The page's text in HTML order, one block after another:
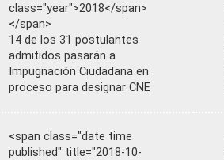
class="year">2018</span>
</span>
14 de los 31 postulantes
admitidos pasarán a
Impugnación Ciudadana en
proceso para designar CNE
<span class="date time
published" title="2018-10-